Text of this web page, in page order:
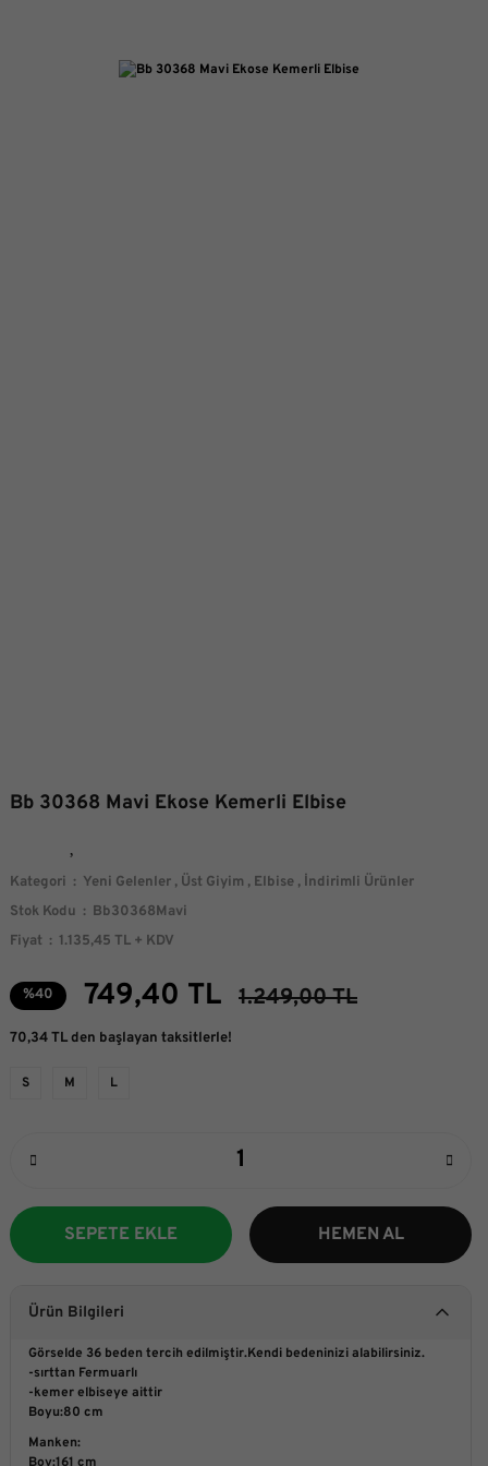
Bb 30368 Mavi Ekose Kemerli Elbise
Kategori Yeni Gelenler , Üst Giyim , Elbise , İndirimli Ürünler
Stok Kodu
Bb30368Mavi
Fiyat
1.135,45 TL + KDV
%40 749,40 TL 1.249,00 TL
70,34 TL den başlayan taksitlerle!
S M L
SEPETE EKLE HEMEN AL
Ürün Bilgileri
Görselde 36 beden tercih edilmiştir.Kendi bedeninizi alabilirsiniz.
-sırttan Fermuarlı
-kemer elbiseye aittir
Boyu:80 cm
Manken:
Boy:161 cm